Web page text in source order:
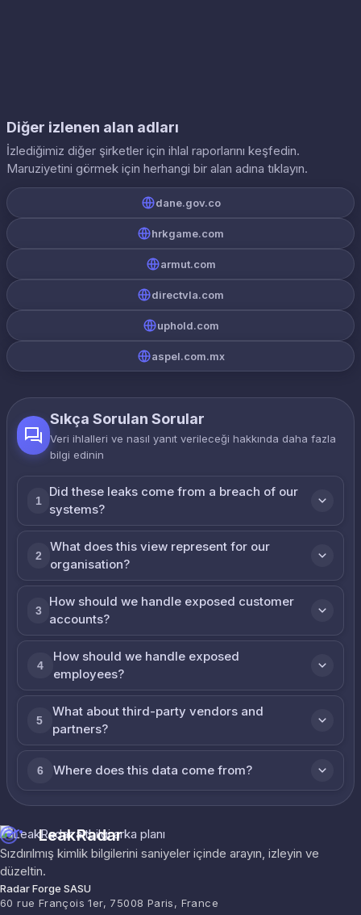
Diğer izlenen alan adları
İzlediğimiz diğer şirketler için ihlal raporlarını keşfedin.
Maruziyetini görmek için herhangi bir alan adına tıklayın.
dane.gov.co
hrkgame.com
armut.com
directvla.com
uphold.com
aspel.com.mx
Sıkça Sorulan Sorular
Veri ihlalleri ve nasıl yanıt verileceği hakkında daha fazla
bilgi edinin
1
Did these leaks come from a breach of our
systems?
2
What does this view represent for our
organisation?
3
How should we handle exposed customer
accounts?
4
How should we handle exposed
employees?
5
What about third-party vendors and
partners?
6 Where does this data come from?
LeakRadar
Sızdırılmış kimlik bilgilerini saniyeler içinde arayın, izleyin ve
düzeltin.
Radar Forge SASU
60 rue François 1er, 75008 Paris, France